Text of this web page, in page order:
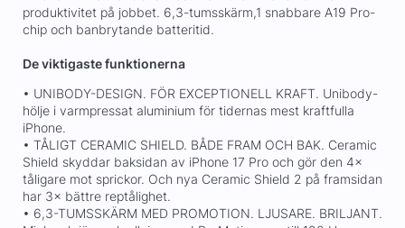
produktivitet på jobbet. 6,3-tumsskärm,1 snabbare A19 Pro-
chip och banbrytande batteritid.
De viktigaste funktionerna
• UNIBODY-DESIGN. FÖR EXCEPTIONELL KRAFT. Unibody-
hölje i varmpressat aluminium för tidernas mest kraftfulla
iPhone.
• TÅLIGT CERAMIC SHIELD. BÅDE FRAM OCH BAK. Ceramic
Shield skyddar baksidan av iPhone 17 Pro och gör den 4×
tåligare mot sprickor. Och nya Ceramic Shield 2 på framsidan
har 3× bättre reptålighet.
• 6,3-TUMSSKÄRM MED PROMOTION. LJUSARE. BRILJANT.